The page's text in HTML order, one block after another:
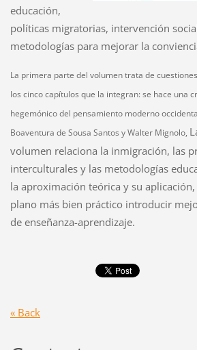
educación,
políticas migratorias, intervención
metodologías para mejorar la
La primera parte del volumen trata de
los cinco capítulos que la integran: se hace una
hegemónico del pensamiento moderno
Boaventura de Sousa Santos y Walter Mignolo,
volumen relaciona la inmigración, las
interculturales y las metodologías
la aproximación teórica y su
plano más bien práctico introducir
de enseñanza-aprendizaje.
« Back